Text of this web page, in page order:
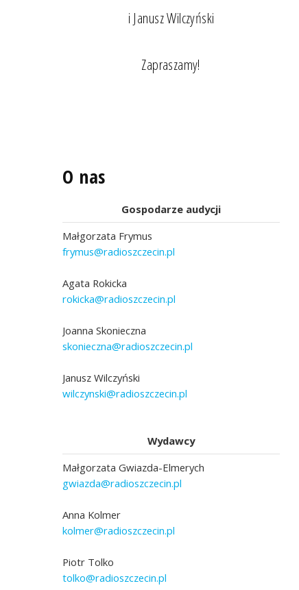
i Janusz Wilczyński
Zapraszamy!
O nas
Gospodarze audycji
Małgorzata Frymus
frymus@radioszczecin.pl
Agata Rokicka
rokicka@radioszczecin.pl
Joanna Skonieczna
skonieczna@radioszczecin.pl
Janusz Wilczyński
wilczynski@radioszczecin.pl
Wydawcy
Małgorzata Gwiazda-Elmerych
gwiazda@radioszczecin.pl
Anna Kolmer
kolmer@radioszczecin.pl
Piotr Tolko
tolko@radioszczecin.pl